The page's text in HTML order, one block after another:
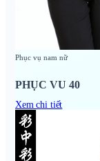
Phục vụ nam nữ
PHỤC VU 40
Xem chi tiết